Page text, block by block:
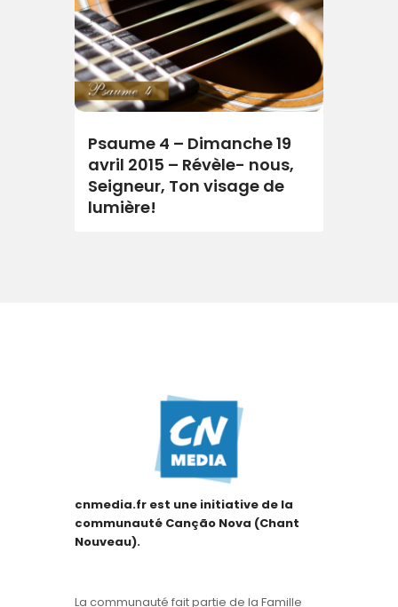
Psaume 4 – Dimanche 19
avril 2015 – Révèle- nous,
Seigneur, Ton visage de
lumière!
cnmedia.fr est une initiative de la
communauté Canção Nova (Chant
Nouveau).
La communauté fait partie de la Famille